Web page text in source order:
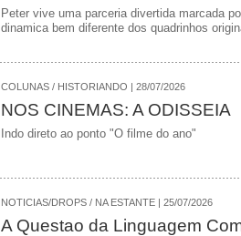
Peter vive uma parceria divertida marcada
dinamica bem diferente dos quadrinhos
COLUNAS / HISTORIANDO | 28/07/2026
NOS CINEMAS: A ODISSEIA
Indo direto ao ponto "O filme do ano"
NOTICIAS/DROPS / NA ESTANTE | 25/07/2026
A Questao da Linguagem